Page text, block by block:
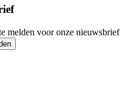
melden voor onze nieuwsbrief